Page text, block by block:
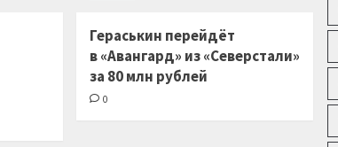
Гераськин перейдёт
в «Авангард» из «Северстали»
за 80 млн рублей
0